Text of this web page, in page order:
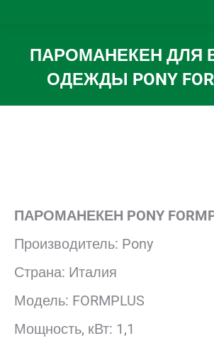
ПАРОМАНЕКЕН ДЛЯ
ОДЕЖДЫ PONY
Вы
ПАРОМАНЕКЕН PONY
Производитель: Pony
Страна: Италия
Модель: FORMPLUS
Мощность, кВт: 1,1